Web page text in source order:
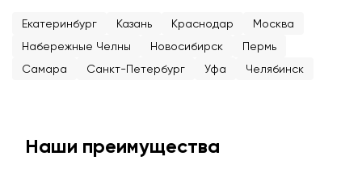
Екатеринбург Казань Краснодар
Москва
Набережные Челны
Новосибирск
Пермь
Самара
Санкт-Петербург Уфа Челябинск
Наши преимущества